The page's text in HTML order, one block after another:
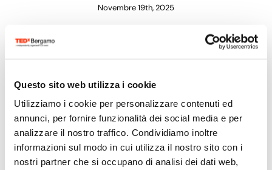
Questo sito web utilizza i cookie
Utilizziamo i cookie per personalizzare contenuti ed
annunci, per fornire funzionalità dei social media e per
analizzare il nostro traffico. Condividiamo inoltre
informazioni sul modo in cui utilizza il nostro sito con i
nostri partner che si occupano di analisi dei dati web,
Novembre 19th, 2025